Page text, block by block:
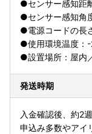
●センサー感知距
●センサー感知角
●電源コードの長
●使用環境温度
●設置場所：屋内
発送時期
入金確認後、約2
申込み多数やアイ